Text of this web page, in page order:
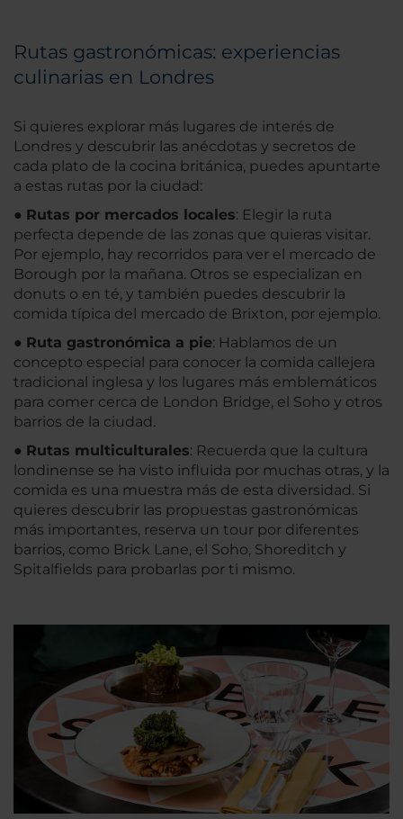
Rutas gastronómicas: experiencias
culinarias en Londres
Si quieres explorar más lugares de interés de
Londres y descubrir las anécdotas y secretos de
cada plato de la cocina británica, puedes apuntarte
a estas rutas por la ciudad:
● Rutas por mercados locales: Elegir la ruta
perfecta depende de las zonas que quieras visitar.
Por ejemplo, hay recorridos para ver el mercado de
Borough por la mañana. Otros se especializan en
donuts o en té, y también puedes descubrir la
comida típica del mercado de Brixton, por ejemplo.
● Ruta gastronómica a pie: Hablamos de un
concepto especial para conocer la comida callejera
tradicional inglesa y los lugares más emblemáticos
para comer cerca de London Bridge, el Soho y otros
barrios de la ciudad.
● Rutas multiculturales: Recuerda que la cultura
londinense se ha visto influida por muchas otras, y la
comida es una muestra más de esta diversidad. Si
quieres descubrir las propuestas gastronómicas
más importantes, reserva un tour por diferentes
barrios, como Brick Lane, el Soho, Shoreditch y
Spitalfields para probarlas por ti mismo.